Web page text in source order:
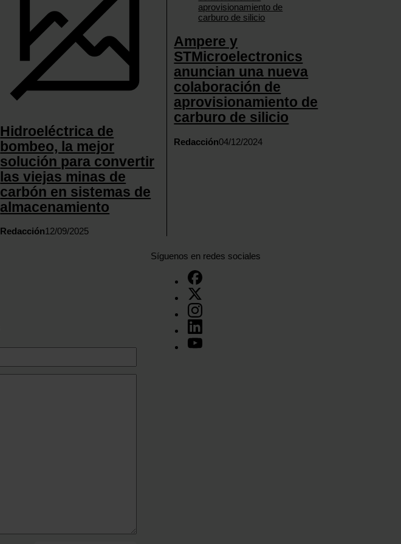
​​Hidroeléctrica de
bombeo, la mejor
solución para convertir
las viejas minas de
carbón en sistemas de
almacenamiento
Redacción12/09/2025
Ampere y
STMicroelectronics
anuncian una nueva
colaboración de
aprovisionamiento de
carburo de silicio
Redacción04/12/2024
Síguenos en redes sociales